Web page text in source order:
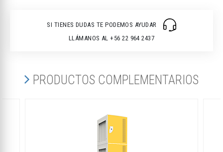
SI TIENES DUDAS TE PODEMOS AYUDAR
LLÁMANOS AL +56 22 964 2437
PRODUCTOS COMPLEMENTARIOS